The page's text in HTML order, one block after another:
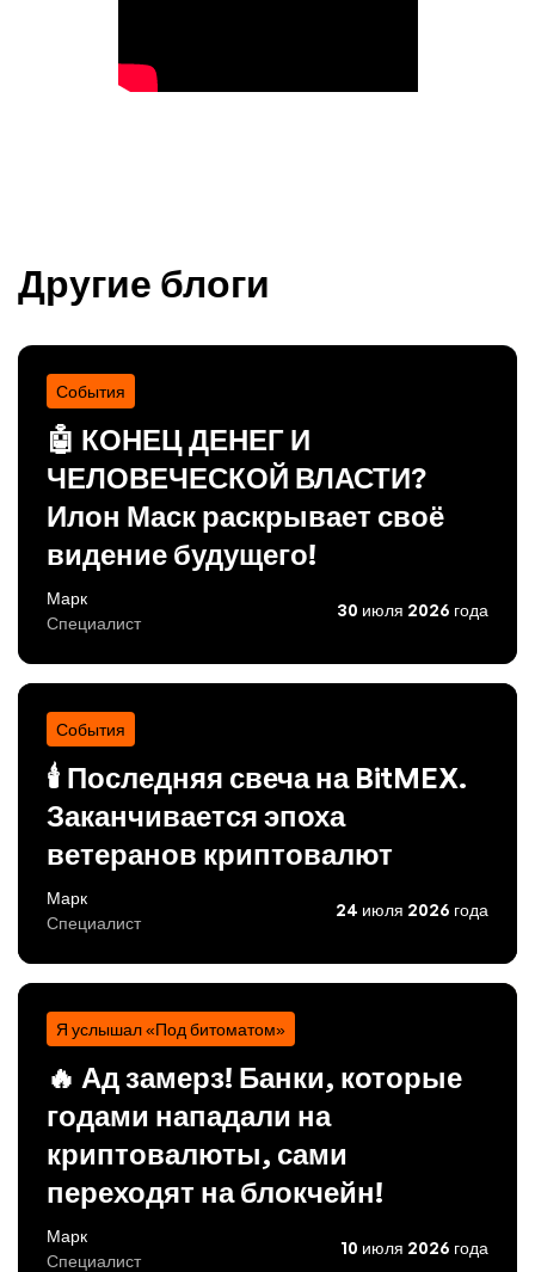
Другие блоги
События
🤖 КОНЕЦ ДЕНЕГ И
ЧЕЛОВЕЧЕСКОЙ ВЛАСТИ?
Илон Маск раскрывает своё
видение будущего!
Марк
Специалист
30 июля 2026 года
События
🕯️ Последняя свеча на BitMEX.
Заканчивается эпоха
ветеранов криптовалют
Марк
Специалист
24 июля 2026 года
Я услышал «Под битоматом»
🔥 Ад замерз! Банки, которые
годами нападали на
криптовалюты, сами
переходят на блокчейн!
Марк
Специалист
10 июля 2026 года